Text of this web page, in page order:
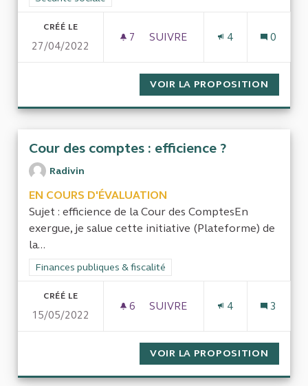
CRÉÉ LE
27/04/2022
7 7 ABONNÉS
SUIVRE
4 0
VOIR LA PROPOSITION
Cour des comptes : efficience ?
Radivin
EN COURS D'ÉVALUATION
Sujet : efficience de la Cour des ComptesEn
exergue, je salue cette initiative (Plateforme) de
la...
Filtrer les résultats de la catégorie : Finances publiques &
Finances publiques & fiscalité
CRÉÉ LE
15/05/2022
6 6 ABONNÉS
SUIVRE
4 3
VOIR LA PROPOSITION